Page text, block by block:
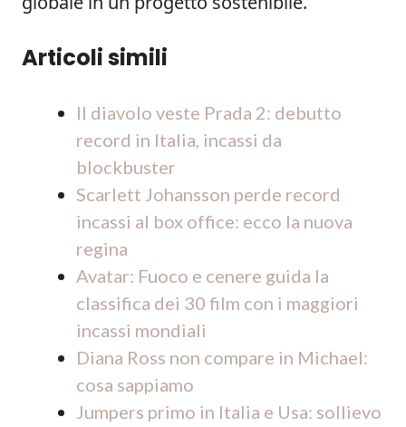
Articoli simili
Il diavolo veste Prada 2: debutto
record in Italia, incassi da
blockbuster
Scarlett Johansson perde record
incassi al box office: ecco la nuova
regina
Avatar: Fuoco e cenere guida la
classifica dei 30 film con i maggiori
incassi mondiali
Diana Ross non compare in Michael:
cosa sappiamo
Jumpers primo in Italia e Usa: sollievo